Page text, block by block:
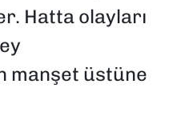
Hatta olayları
manşet üstüne